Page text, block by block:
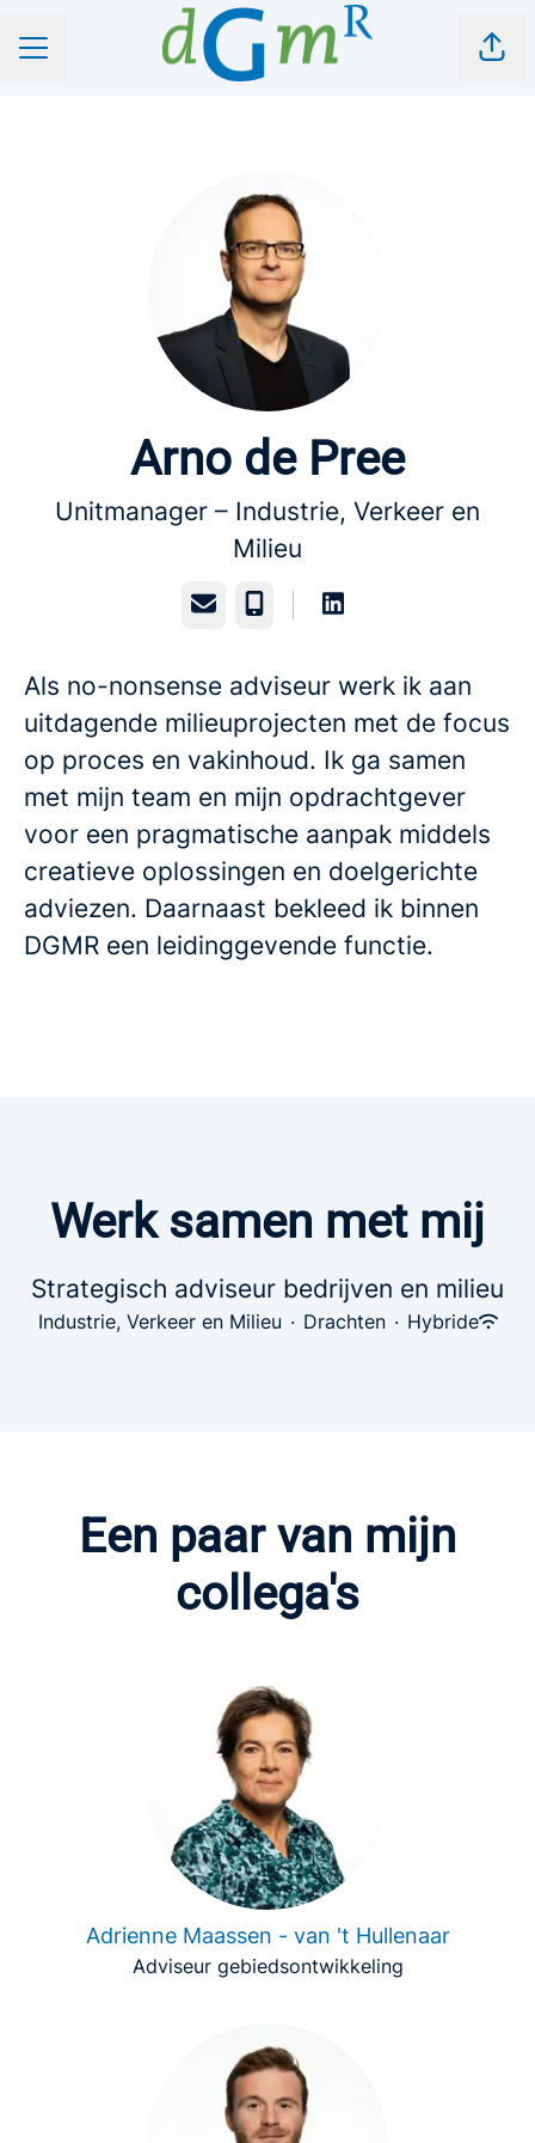
CARRIÈREMENU
Arno de Pree
Unitmanager – Industrie, Verkeer en
Milieu
E-mailadresTelefoonnummer
Als no-nonsense adviseur werk ik aan
uitdagende milieuprojecten met de focus
op proces en vakinhoud. Ik ga samen
met mijn team en mijn opdrachtgever
voor een pragmatische aanpak middels
creatieve oplossingen en doelgerichte
adviezen. Daarnaast bekleed ik binnen
DGMR een leidinggevende functie.
Werk samen met mij
Strategisch adviseur bedrijven en milieu
Industrie, Verkeer en Milieu · Drachten · Hybride
Een paar van mijn
collega's
Adrienne Maassen - van 't Hullenaar
Adviseur gebiedsontwikkeling